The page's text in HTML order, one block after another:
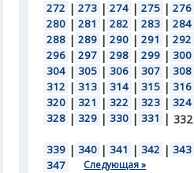
272 | 273 | 274 | 275 | 276
280 | 281 | 282 | 283 | 284
288 | 289 | 290 | 291 | 292
296 | 297 | 298 | 299 | 300
304 | 305 | 306 | 307 | 308
312 | 313 | 314 | 315 | 316
320 | 321 | 322 | 323 | 324
328 | 329 | 330 | 331 | 332
339 | 340 | 341 | 342 | 343
347 Следующая »